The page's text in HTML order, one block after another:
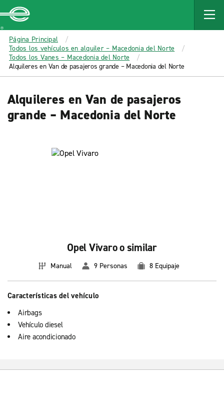
MAIN
CONTENT
Enterprise
Página Principal
Todos los vehículos en alquiler – Macedonia del Norte
Todos los Vanes – Macedonia del Norte
Alquileres en Van de pasajeros grande – Macedonia del Norte
Alquileres en Van de pasajeros
grande – Macedonia del Norte
Opel Vivaro o similar
Manual 9 Personas 8 Equipaje
Características del vehículo
Airbags
Vehículo diesel
Aire acondicionado